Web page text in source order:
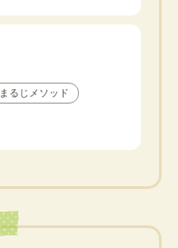
まるじメソッド